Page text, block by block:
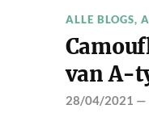
ALLE BLOGS,
van A-
28/04/2021 —